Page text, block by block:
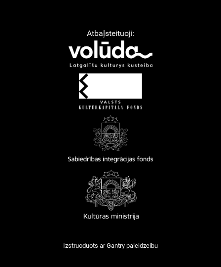
Atbaļsteituoji:
Izstruoduots arGantry paleidzeibu